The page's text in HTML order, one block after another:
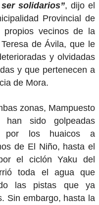
solidarios”, dijo el
Provincial de
vecinos de la
de Ávila, que le
y olvidadas
y que pertenecen a
de Mora.
zonas, Mampuesto
sido golpeadas
por los huaicos a
de El Niño, hasta el
el ciclón Yaku del
toda el agua que
las pistas que ya
Sin embargo, hasta la